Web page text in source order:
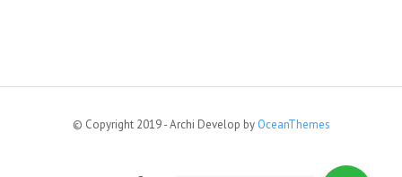
© Copyright 2019 - Archi Develop by OceanThemes